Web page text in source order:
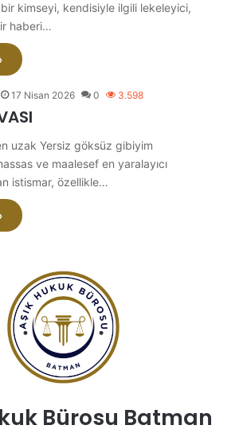
kimseyi, kendisiyle ilgili lekeleyici,
haberi…
17 Nisan 2026 0 3.598
uzak Yersiz göksüz gibiyim
ve maalesef en yaralayıcı
istismar, özellikle…
Bürosu Batman